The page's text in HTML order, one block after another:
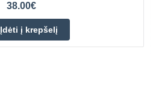
38.00€
Įdėti į krepšelį